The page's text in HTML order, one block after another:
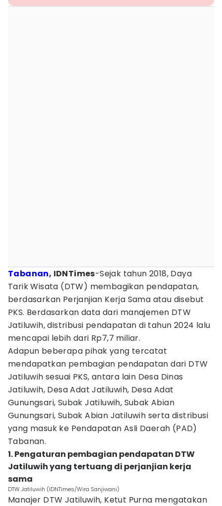
Tabanan, IDNTimes-Sejak tahun 2018, Daya
Tarik Wisata (DTW) membagikan pendapatan,
berdasarkan Perjanjian Kerja Sama atau disebut
PKS. Berdasarkan data dari manajemen DTW
Jatiluwih, distribusi pendapatan di tahun 2024 lalu
mencapai lebih dari Rp7,7 miliar.
Adapun beberapa pihak yang tercatat
mendapatkan pembagian pendapatan dari DTW
Jatiluwih sesuai PKS, antara lain Desa Dinas
Jatiluwih, Desa Adat Jatiluwih, Desa Adat
Gunungsari, Subak Jatiluwih, Subak Abian
Gunungsari, Subak Abian Jatiluwih serta distribusi
yang masuk ke Pendapatan Asli Daerah (PAD)
Tabanan.
1. Pengaturan pembagian pendapatan DTW
Jatiluwih yang tertuang di perjanjian kerja
sama
DTW Jatiluwih (IDNTimes/Wira Sanjiwani)
Manajer DTW Jatiluwih, Ketut Purna mengatakan